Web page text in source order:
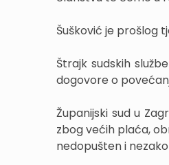
Šušković je prošlog
Štrajk sudskih
dogovore o
Županijski sud u
zbog većih plaća,
nedopušten i